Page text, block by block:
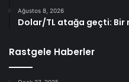
Ağustos 8, 2026
Dolar/TL atağa geçti: Bir
Rastgele Haberler